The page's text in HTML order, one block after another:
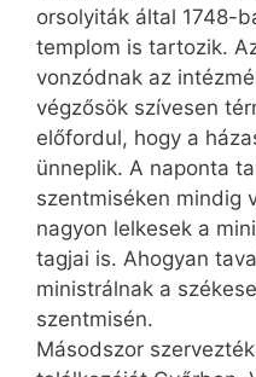
orsolyiták által 1748-
templom is tartozik.
vonzódnak az
végzősök szívesen
előfordul, hogy a
ünneplik. A naponta
szentmiséken mindig
nagyon lelkesek a
tagjai is. Ahogyan
ministrálnak a
szentmisén.
Másodszor